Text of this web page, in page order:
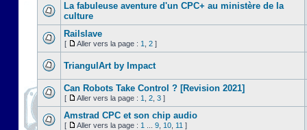
La fabuleuse aventure d'un CPC+ au ministère de la
culture
Railslave
[ Aller vers la page : 1 2 ]
TriangulArt by Impact
Can Robots Take Control ? [Revision 2021]
[ Aller vers la page : 1 2 3 ]
Amstrad CPC et son chip audio
[ Aller vers la page : 1 9 10 11 ]